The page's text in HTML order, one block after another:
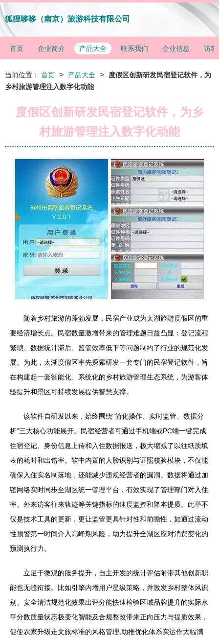
狐狸哆哆（南京）旅游科技有限公司
首页 企业简介 产品大全 联系我们 企业信息 访客
当前位置： 首页 > 产品大全 >
度假区创新研发民宿登记软件，为
乡村旅游管理注入数字化动能
度假区创新研发民宿登记软件，为乡
村旅游管理注入数字化动能
随着乡村旅游的蓬勃发展，民宿产业成为太湖旅游度假区的重
要经济增长点。民宿数量激增带来的管理难题日益凸显：登记流程
繁琐、数据统计滞后、监管效率低下等问题制约了行业的规范化发
展。为此，太湖度假区率先探索研发一套专门的民宿登记软件，旨
在构建起一套智能化、系统化的乡村旅游管理生态系统，为游客体
验提升和景区可持续发展提供智慧支撑。
该软件自研发以来，始终围绕“简化操作、实时监管、数据分
析”三大核心功能展开。民宿经营者可通过手机端或PC端一键完成
住宿登记、身份信息上传和入住数据报送，极大缩减了以往纸质填
表的耗时和出错率。软中内置的人脸识别与证照核验模块，不仅能
确保入住实名制落地，还能减少违规经营者的漏洞。数据将通过加
密网络实时同步至湖区统一管理平台，有效实现了管理部门对入住
率、外来访客往来轨迹等关键指标的速度监控和降本提质。此举不
仅是技术工具的更新，更让监管更具针对性和前瞻性，如通过流动
性预警第一时间介入高峰期风险，助力提升全湖区应对消费变化的
预测执行力。
立足于微观的服务提升，自主开发的统计评估附带其他创新职
能也无缝衔接。比如引擎内增用户星级策略，并激发乡村整体风识
别、安全清洁规范化效果出评分能快速检验区域品牌提升的实际水
平分数质量状态极变化智能及合规整改带来正向压力与提质效果，
促使农家升级走文旅标准的风格管理,助推优化体系实运作大幅满